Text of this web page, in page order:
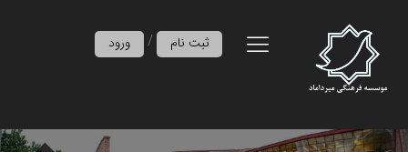
ورود / ثبت نام